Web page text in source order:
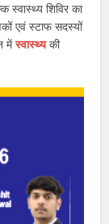
स्वास्थ्य शिविर का
एवं स्टाफ सदस्यों
मेंस्वास्थ्यकी